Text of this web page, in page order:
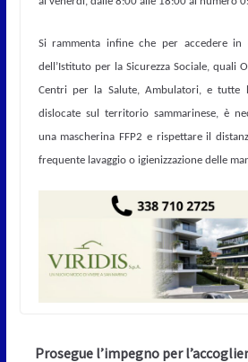
Si rammenta infine che per accedere in
dell’Istituto per la Sicurezza Sociale, quali
Centri per la Salute, Ambulatori, e tutte
dislocate sul territorio sammarinese, è
una mascherina FFP2 e rispettare il
frequente lavaggio o igienizzazione delle
Prosegue l’impegno per